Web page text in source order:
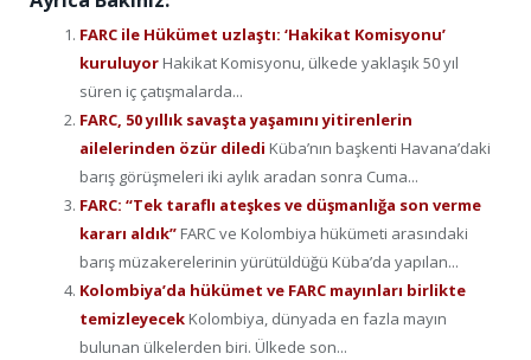
FARC ile Hükümet uzlaştı: ‘Hakikat Komisyonu’
kuruluyor Hakikat Komisyonu, ülkede yaklaşık 50 yıl
süren iç çatışmalarda...
FARC, 50 yıllık savaşta yaşamını yitirenlerin
ailelerinden özür diledi Küba’nın başkenti Havana’daki
barış görüşmeleri iki aylık aradan sonra Cuma...
FARC: “Tek taraflı ateşkes ve düşmanlığa son verme
kararı aldık” FARC ve Kolombiya hükümeti arasındaki
barış müzakerelerinin yürütüldüğü Küba’da yapılan...
Kolombiya’da hükümet ve FARC mayınları birlikte
temizleyecek Kolombiya, dünyada en fazla mayın
bulunan ülkelerden biri. Ülkede son...